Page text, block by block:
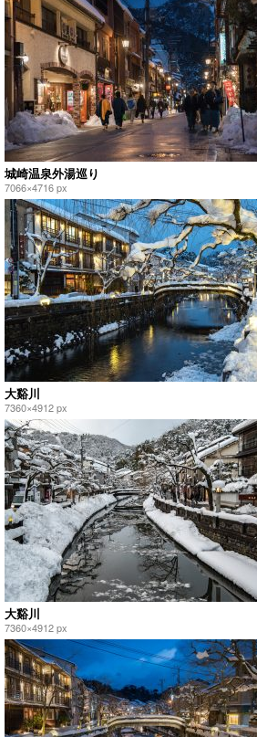
城崎温泉外湯巡り
7066×4716 px
大谿川
7360×4912 px
大谿川
7360×4912 px